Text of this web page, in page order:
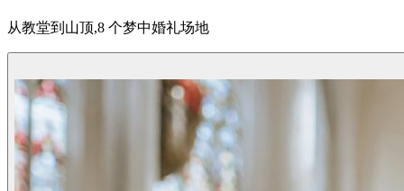
从教堂到山顶,8 个梦中婚礼场地